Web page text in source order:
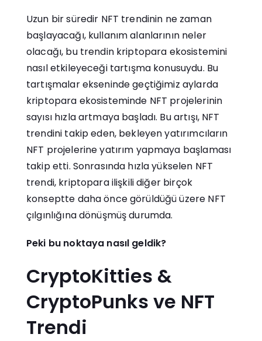
Uzun bir süredir NFT trendinin ne zaman
başlayacağı, kullanım alanlarının neler
olacağı, bu trendin kriptopara ekosistemini
nasıl etkileyeceği tartışma konusuydu. Bu
tartışmalar ekseninde geçtiğimiz aylarda
kriptopara ekosisteminde NFT projelerinin
sayısı hızla artmaya başladı. Bu artışı, NFT
trendini takip eden, bekleyen yatırımcıların
NFT projelerine yatırım yapmaya başlaması
takip etti. Sonrasında hızla yükselen NFT
trendi, kriptopara ilişkili diğer birçok
konseptte daha önce görüldüğü üzere NFT
çılgınlığına dönüşmüş durumda.
Peki bu noktaya nasıl geldik?
CryptoKitties &
CryptoPunks ve NFT
Trendi